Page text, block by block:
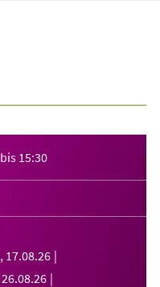
bis 15:30
, 17.08.26
26.08.26